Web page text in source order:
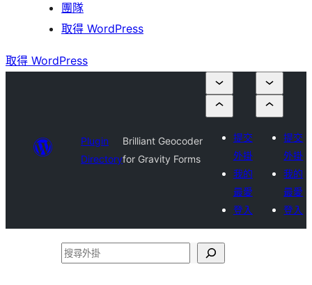
團隊
取得 WordPress
取得 WordPress
Plugin
Directory
Brilliant Geocoder
for Gravity Forms
提交
外掛
我的
最愛
登入
提交
外掛
我的
最愛
登入
搜